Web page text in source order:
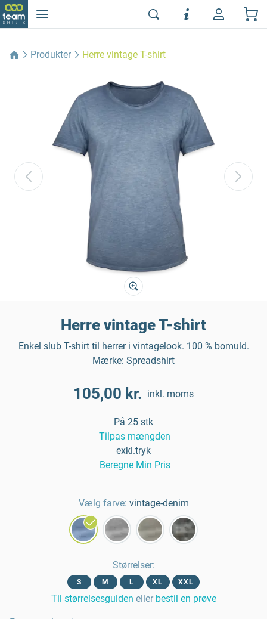
Produkter Herre vintage T-shirt
Herre vintage T-shirt
Enkel slub T-shirt til herrer i vintagelook. 100 % bomuld.
Mærke: Spreadshirt
105,00 kr. inkl. moms
På 25 stk
Tilpas mængden
exkl.tryk
Beregne Min Pris
Vælg farve: vintage-denim
Størrelser:
S M L XL XXL
Til størrelsesguiden eller bestil en prøve